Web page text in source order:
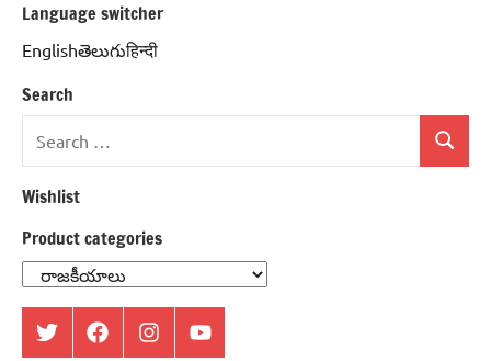
Language switcher
Englishతెలుగుहिन्दी
Search
Search
for:
Search
Wishlist
Product categories
ట్విట్టర్
ఫేస్
ఇంస్టాగ్రామ్యూట్యూబ్